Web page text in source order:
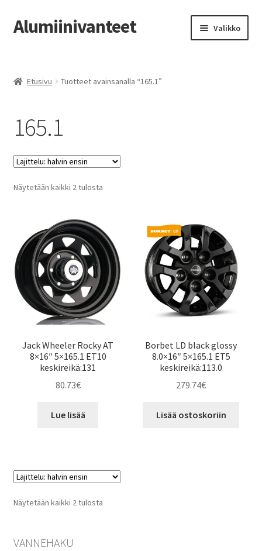
Siirry
navigointiin
Siirry
sisältöön
Alumiinivanteet Valikko
Kauppa
Oma tili
Yhteystiedot
Etusivu Tuotteet avainsanalla “165.1”
165.1
Näytetään kaikki 2 tulostaHalvin
Jack Wheeler Rocky AT
8×16″ 5×165.1 ET10
keskireikä:131
80.73€
Lue lisää
Borbet LD black glossy
8.0×16″ 5×165.1 ET5
keskireikä:113.0
279.74€
Lisää ostoskoriin
Näytetään kaikki 2 tulostaHalvin
VANNEHAKU